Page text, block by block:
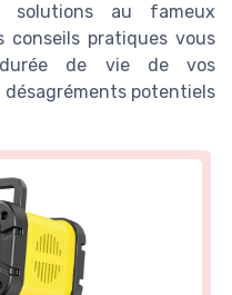
solutions au fameux
conseils pratiques vous
de vie de vos
potentiels